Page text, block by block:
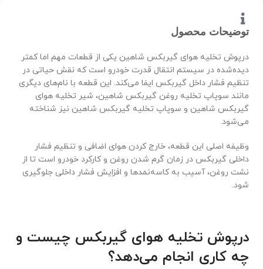
توضیحات محصول
درپوش تخلیه هوای گیربکس شاهین یکی از قطعات مهم اما کمتر
دیده‌شده در سیستم انتقال قدرت خودرو است که نقش حیاتی در
تنظیم فشار داخل گیربکس ایفا می‌کند. این قطعه با نام‌های دیگری
مانند سوپاپ تخلیه روغن گیربکس شاهین، شیر تخلیه هوای
گیربکس شاهین و سوپاپ تخلیه گیربکس شاهین نیز شناخته
می‌شود.
وظیفه اصلی این قطعه، خارج کردن هوای اضافی و تنظیم فشار
داخلی گیربکس در زمان گرم شدن روغن و کارکرد خودرو است تا از
نشت روغن، آسیب به کاسه‌نمدها و افزایش فشار داخلی جلوگیری
شود.
درپوش تخلیه هوای گیربکس چیست و
چه کاری انجام می‌دهد؟